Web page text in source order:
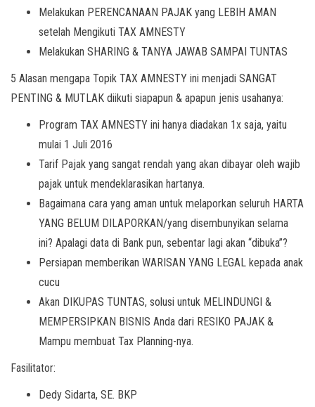
Melakukan PERENCANAAN PAJAK yang LEBIH AMAN
setelah Mengikuti TAX AMNESTY
Melakukan SHARING & TANYA JAWAB SAMPAI TUNTAS
5 Alasan mengapa Topik TAX AMNESTY ini menjadi SANGAT
PENTING & MUTLAK diikuti siapapun & apapun jenis usahanya:
Program TAX AMNESTY ini hanya diadakan 1x saja, yaitu
mulai 1 Juli 2016
Tarif Pajak yang sangat rendah yang akan dibayar oleh wajib
pajak untuk mendeklarasikan hartanya.
Bagaimana cara yang aman untuk melaporkan seluruh HARTA
YANG BELUM DILAPORKAN/yang disembunyikan selama
ini? Apalagi data di Bank pun, sebentar lagi akan “dibuka”?
Persiapan memberikan WARISAN YANG LEGAL kepada anak
cucu
Akan DIKUPAS TUNTAS, solusi untuk MELINDUNGI &
MEMPERSIPKAN BISNIS Anda dari RESIKO PAJAK &
Mampu membuat Tax Planning-nya.
Fasilitator:
Dedy Sidarta, SE. BKP